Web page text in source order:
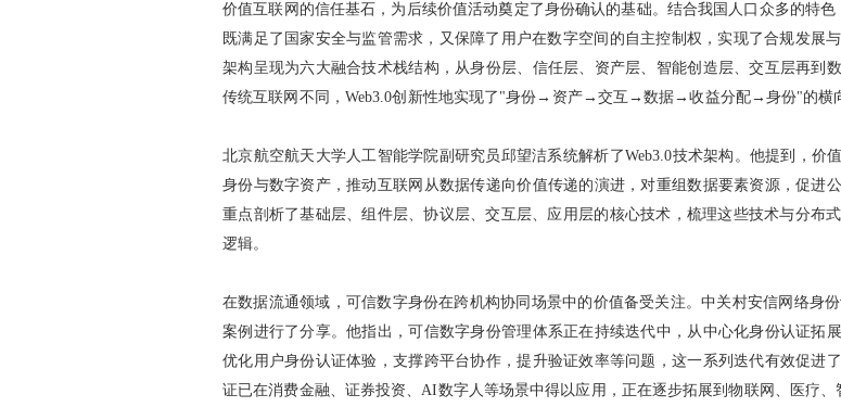
价值互联网的信任基石，为后续价值活动奠定了身份确认的基础。结合我国人口众多的特
既满足了国家安全与监管需求，又保障了用户在数字空间的自主控制权，实现了合规发展
架构呈现为六大融合技术栈结构，从身份层、信任层、资产层、智能创造层、交互层再到
传统互联网不同，Web3.0创新性地实现了"身份→资产→交互→数据→收益分配→身份"的横
北京航空航天大学人工智能学院副研究员邱望洁系统解析了Web3.0技术架构。他提到，
身份与数字资产，推动互联网从数据传递向价值传递的演进，对重组数据要素资源，促进
重点剖析了基础层、组件层、协议层、交互层、应用层的核心技术，梳理这些技术与分布
逻辑。
在数据流通领域，可信数字身份在跨机构协同场景中的价值备受关注。中关村安信网络身
案例进行了分享。他指出，可信数字身份管理体系正在持续迭代中，从中心化身份认证拓
优化用户身份认证体验，支撑跨平台协作，提升验证效率等问题，这一系列迭代有效促进
证已在消费金融、证券投资、AI数字人等场景中得以应用，正在逐步拓展到物联网、医疗、